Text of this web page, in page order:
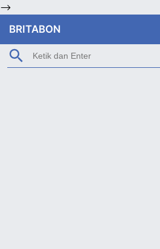
-->
BRITABON